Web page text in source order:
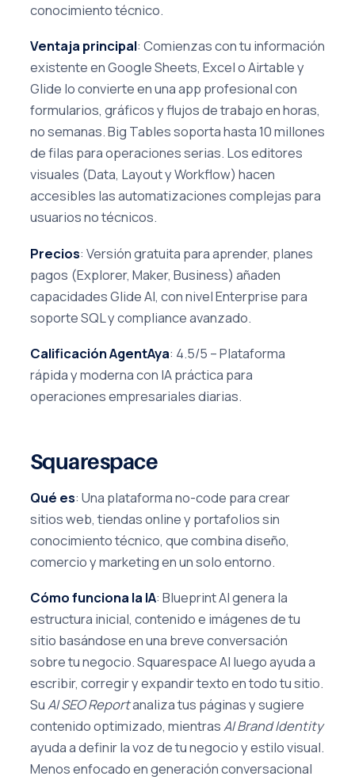
conocimiento técnico.
Ventaja principal: Comienzas con tu información
existente en Google Sheets, Excel o Airtable y
Glide lo convierte en una app profesional con
formularios, gráficos y flujos de trabajo en horas,
no semanas. Big Tables soporta hasta 10 millones
de filas para operaciones serias. Los editores
visuales (Data, Layout y Workflow) hacen
accesibles las automatizaciones complejas para
usuarios no técnicos.
Precios: Versión gratuita para aprender, planes
pagos (Explorer, Maker, Business) añaden
capacidades Glide AI, con nivel Enterprise para
soporte SQL y compliance avanzado.
Calificación AgentAya: 4.5/5 – Plataforma
rápida y moderna con IA práctica para
operaciones empresariales diarias.
Squarespace
Qué es: Una plataforma no-code para crear
sitios web, tiendas online y portafolios sin
conocimiento técnico, que combina diseño,
comercio y marketing en un solo entorno.
Cómo funciona la IA: Blueprint AI genera la
estructura inicial, contenido e imágenes de tu
sitio basándose en una breve conversación
sobre tu negocio. Squarespace AI luego ayuda a
escribir, corregir y expandir texto en todo tu sitio.
SuAI SEO Reportanaliza tus páginas y sugiere
contenido optimizado, mientrasAI Brand Identity
ayuda a definir la voz de tu negocio y estilo visual.
Menos enfocado en generación conversacional